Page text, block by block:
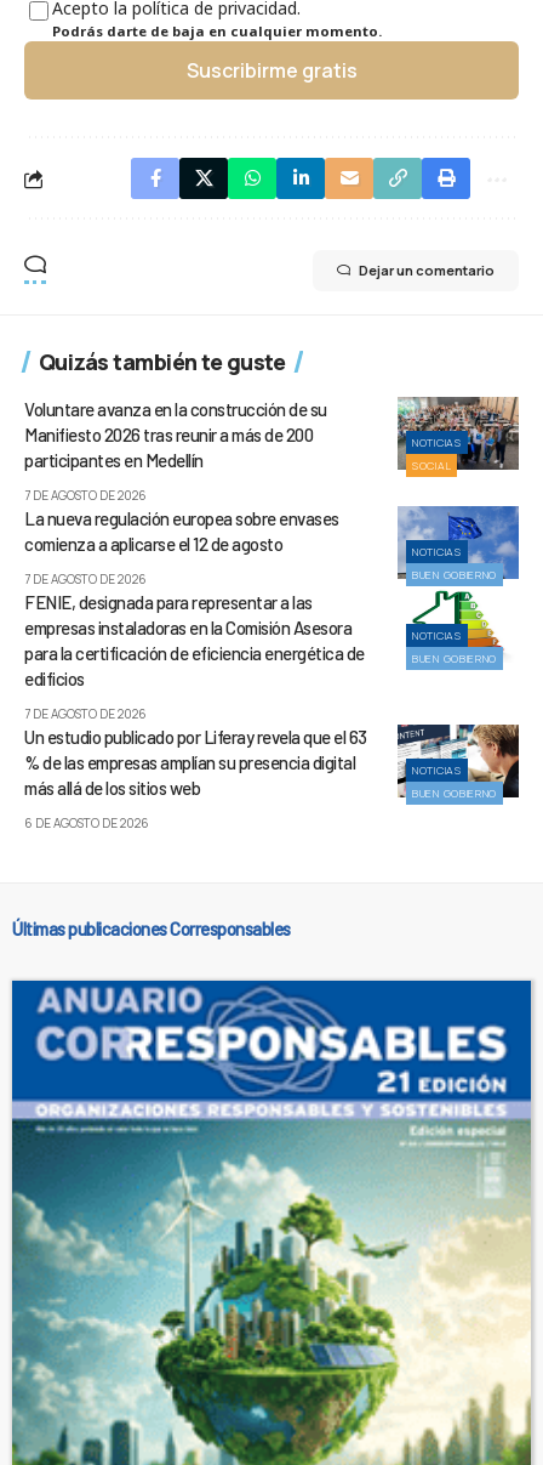
Acepto la política de privacidad.
Podrás darte de baja en cualquier momento.
Suscribirme gratis
Dejar un comentario
Quizás también te guste
NOTICIAS
SOCIAL
Voluntare avanza en la construcción de su
Manifiesto 2026 tras reunir a más de 200
participantes en Medellín
7 DE AGOSTO DE 2026
NOTICIAS
BUEN GOBIERNO
La nueva regulación europea sobre envases
comienza a aplicarse el 12 de agosto
7 DE AGOSTO DE 2026
NOTICIAS
BUEN GOBIERNO
FENIE, designada para representar a las
empresas instaladoras en la Comisión Asesora
para la certificación de eficiencia energética de
edificios
7 DE AGOSTO DE 2026
NOTICIAS
BUEN GOBIERNO
Un estudio publicado por Liferay revela que el 63
% de las empresas amplían su presencia digital
más allá de los sitios web
6 DE AGOSTO DE 2026
Últimas publicaciones Corresponsables